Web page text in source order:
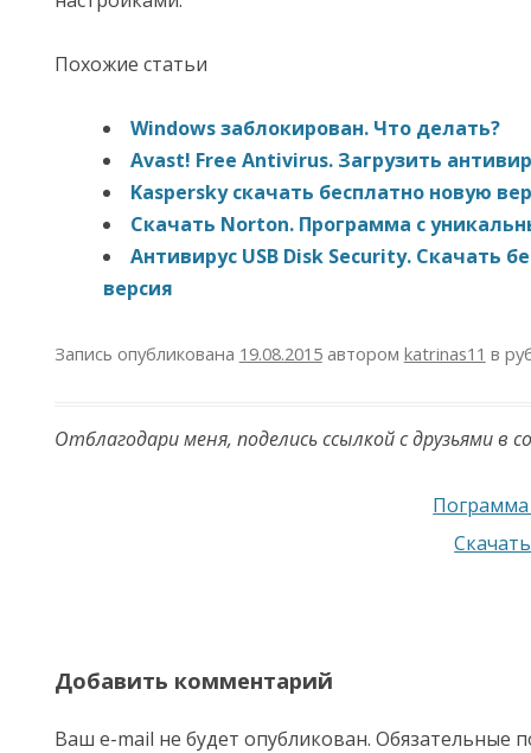
Похожие статьи
Windows заблокирован. Что делать?
Avast! Free Antivirus. Загрузить
Kaspersky скачать бесплатно новую
Скачать Norton. Программа с
Антивирус USB Disk Security. Скачать
версия
Запись опубликована 19.08.2015автором katrinas11 в
Отблагодари меня, поделись ссылкой с друзьями в
Пограмма
Добавить комментарий
Ваш e-mail не будет опубликован. Обязательные